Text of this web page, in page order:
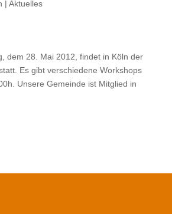
| Aktuelles
dem 28. Mai 2012, findet in Köln der
Es gibt verschiedene Workshops
Unsere Gemeinde ist Mitglied in